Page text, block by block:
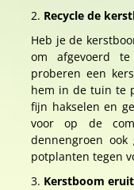
Recycle de
Heb je de
om afgevoerd
proberen een
hem in de tuin te
fijn hakselen en
voor op de
dennengroen
potplanten tegen
Kerstboom